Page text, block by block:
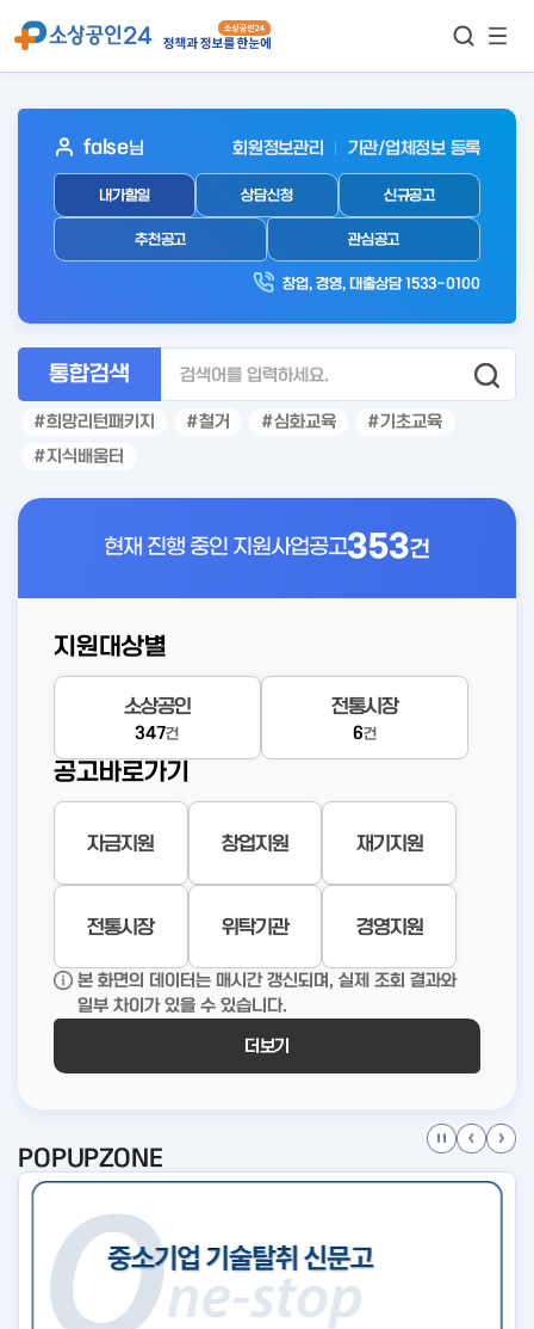
보기
아
웃
로
인
false님 회원정보관리 기관/업체정보 등록
내가할일 상담신청 신규공고
추천공고 관심공고
창업, 경영, 대출상담 1533-0100
통합검색
희망리턴패키지 철거 심화교육
기초교육
지식배움터
현재 진행 중인 지원사업공고353건
지원대상별
소상공인
347건
전통시장
6건
공고바로가기
자금지원 창업지원 재기지원
전통시장 위탁기관 경영지원
본 화면의 데이터는 매시간 갱신되며, 실제 조회 결과와
일부 차이가 있을 수 있습니다.
더보기
POPUPZONE